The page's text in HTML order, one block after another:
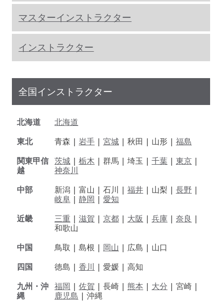
マスターインストラクター
インストラクター
全国インストラクター
北海道
北海道
東北
青森 | 岩手 | 宮城 | 秋田 | 山形 | 福島
関東甲信
越
茨城 | 栃木 | 群馬 | 埼玉 | 千葉 | 東京 |
神奈川
中部
新潟 | 富山 | 石川 | 福井 | 山梨 | 長野 |
岐阜 | 静岡 | 愛知
近畿
三重 | 滋賀 | 京都 | 大阪 | 兵庫 | 奈良 |
和歌山
中国
鳥取 | 島根 | 岡山 | 広島 | 山口
四国
徳島 | 香川 | 愛媛 | 高知
九州・沖
縄
福岡 | 佐賀 | 長崎 | 熊本 | 大分 | 宮崎 |
鹿児島 | 沖縄